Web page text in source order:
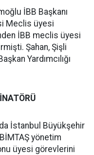
İBB Başkanı
Meclis üyesi
İBB meclis üyesi
Şahan, Şişli
Yardımcılığı
İstanbul Büyükşehir
yönetim
üyesi görevlerini